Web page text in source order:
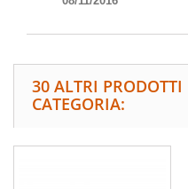
30 ALTRI PRODOTTI
CATEGORIA: